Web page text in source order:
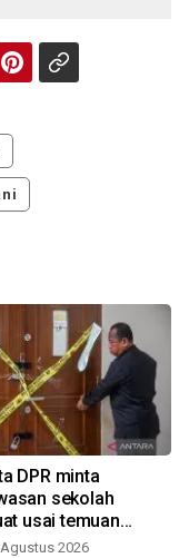
DPR minta
sekolah
usai temuan
2026